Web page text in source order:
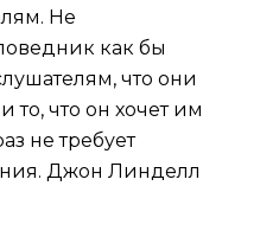
Не
как бы
что они
то, что он хочет им
не требует
Джон Линделл